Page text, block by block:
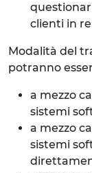
clienti in
Modalità del
potranno
a mezzo
sistemi
a mezzo
sistemi